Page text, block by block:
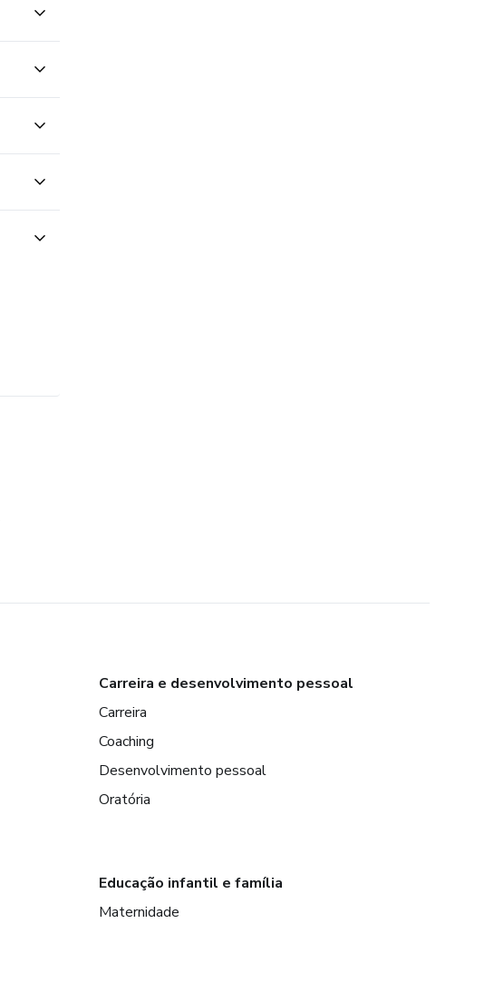
Carreira e desenvolvimento pessoal
Carreira
Coaching
Desenvolvimento pessoal
Oratória
Educação infantil e família
Maternidade